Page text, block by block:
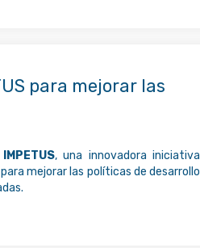
para mejorar las
IMPETUS, una innovadora iniciativa
mejorar las políticas de desarrollo